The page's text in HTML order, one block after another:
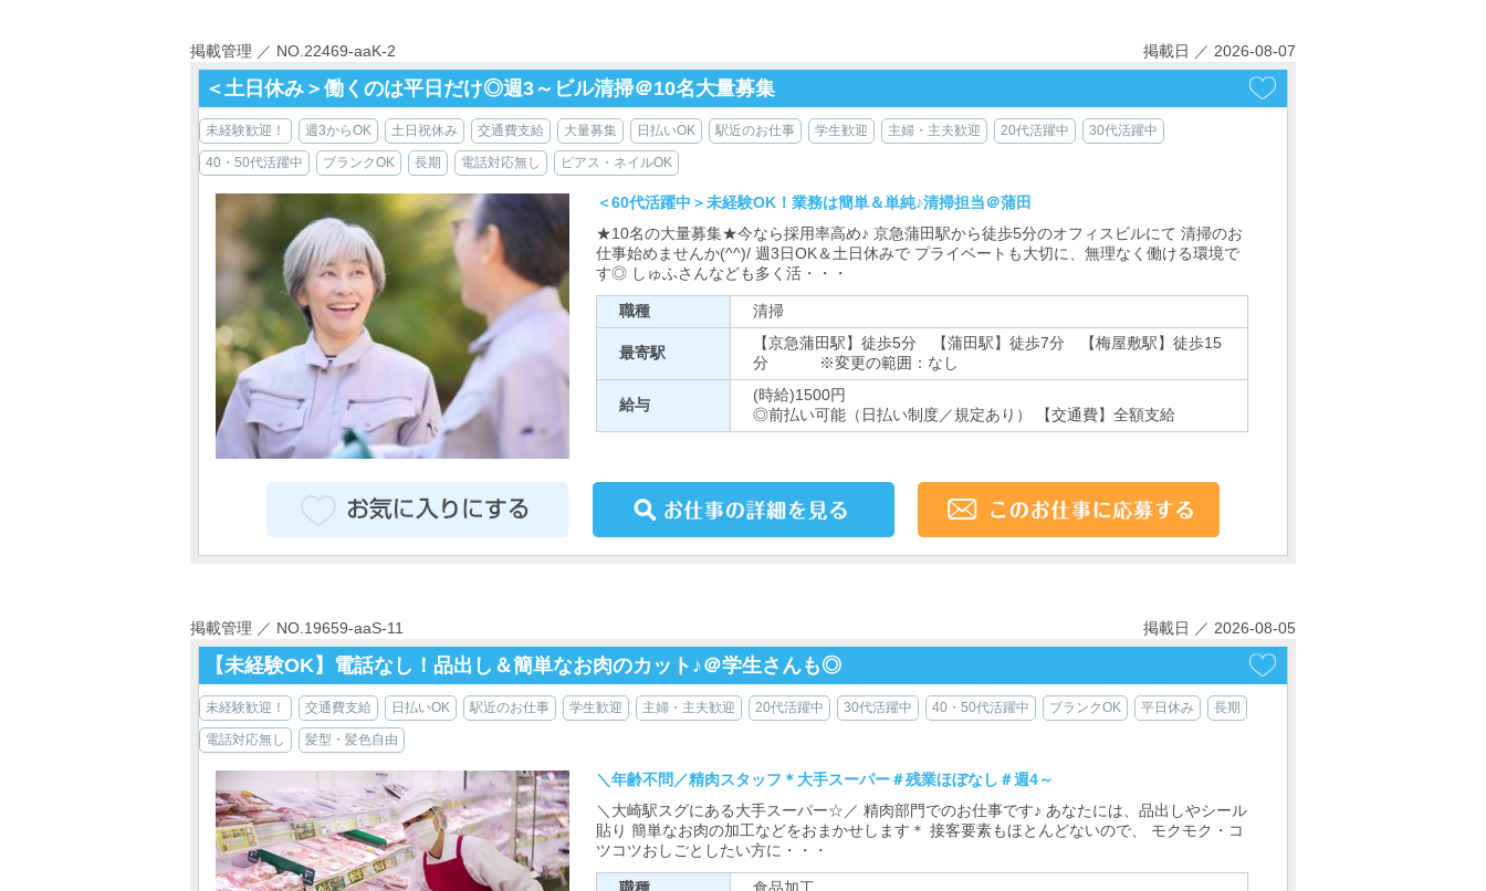
掲載管理 ／ NO.22469-aaK-2 掲載日 ／ 2026-08-07
＜土日休み＞働くのは平日だけ◎週3～ビル清掃＠10名大量募集
未経験歓迎！ 週3からOK 土日祝休み 交通費支給 大量募集 日払いOK 駅近のお仕事 学生歓迎 主婦・主夫歓迎 20代活躍中 30代活躍中
40・50代活躍中 ブランクOK 長期 電話対応無し ピアス・ネイルOK
＜60代活躍中＞未経験OK！業務は簡単＆単純♪清掃担当＠蒲田
★10名の大量募集★今なら採用率高め♪ 京急蒲田駅から徒歩5分のオフィスビルにて 清掃のお
仕事始めませんか(^^)/ 週3日OK＆土日休みで プライベートも大切に、無理なく働ける環境で
す◎ しゅふさんなども多く活・・・
職種 清掃
最寄駅
【京急蒲田駅】徒歩5分 【蒲田駅】徒歩7分 【梅屋敷駅】徒歩15
分 ※変更の範囲：なし
給与
(時給)1500円
◎前払い可能（日払い制度／規定あり） 【交通費】全額支給
掲載管理 ／ NO.19659-aaS-11 掲載日 ／ 2026-08-05
【未経験OK】電話なし！品出し＆簡単なお肉のカット♪＠学生さんも◎
未経験歓迎！ 交通費支給 日払いOK 駅近のお仕事 学生歓迎 主婦・主夫歓迎 20代活躍中 30代活躍中 40・50代活躍中 ブランクOK 平日休み 長期
電話対応無し 髪型・髪色自由
＼年齢不問／精肉スタッフ＊大手スーパー＃残業ほぼなし＃週4～
＼大崎駅スグにある大手スーパー☆／ 精肉部門でのお仕事です♪ あなたには、品出しやシール
貼り 簡単なお肉の加工などをおまかせします＊ 接客要素もほとんどないので、 モクモク・コ
ツコツおしごとしたい方に・・・